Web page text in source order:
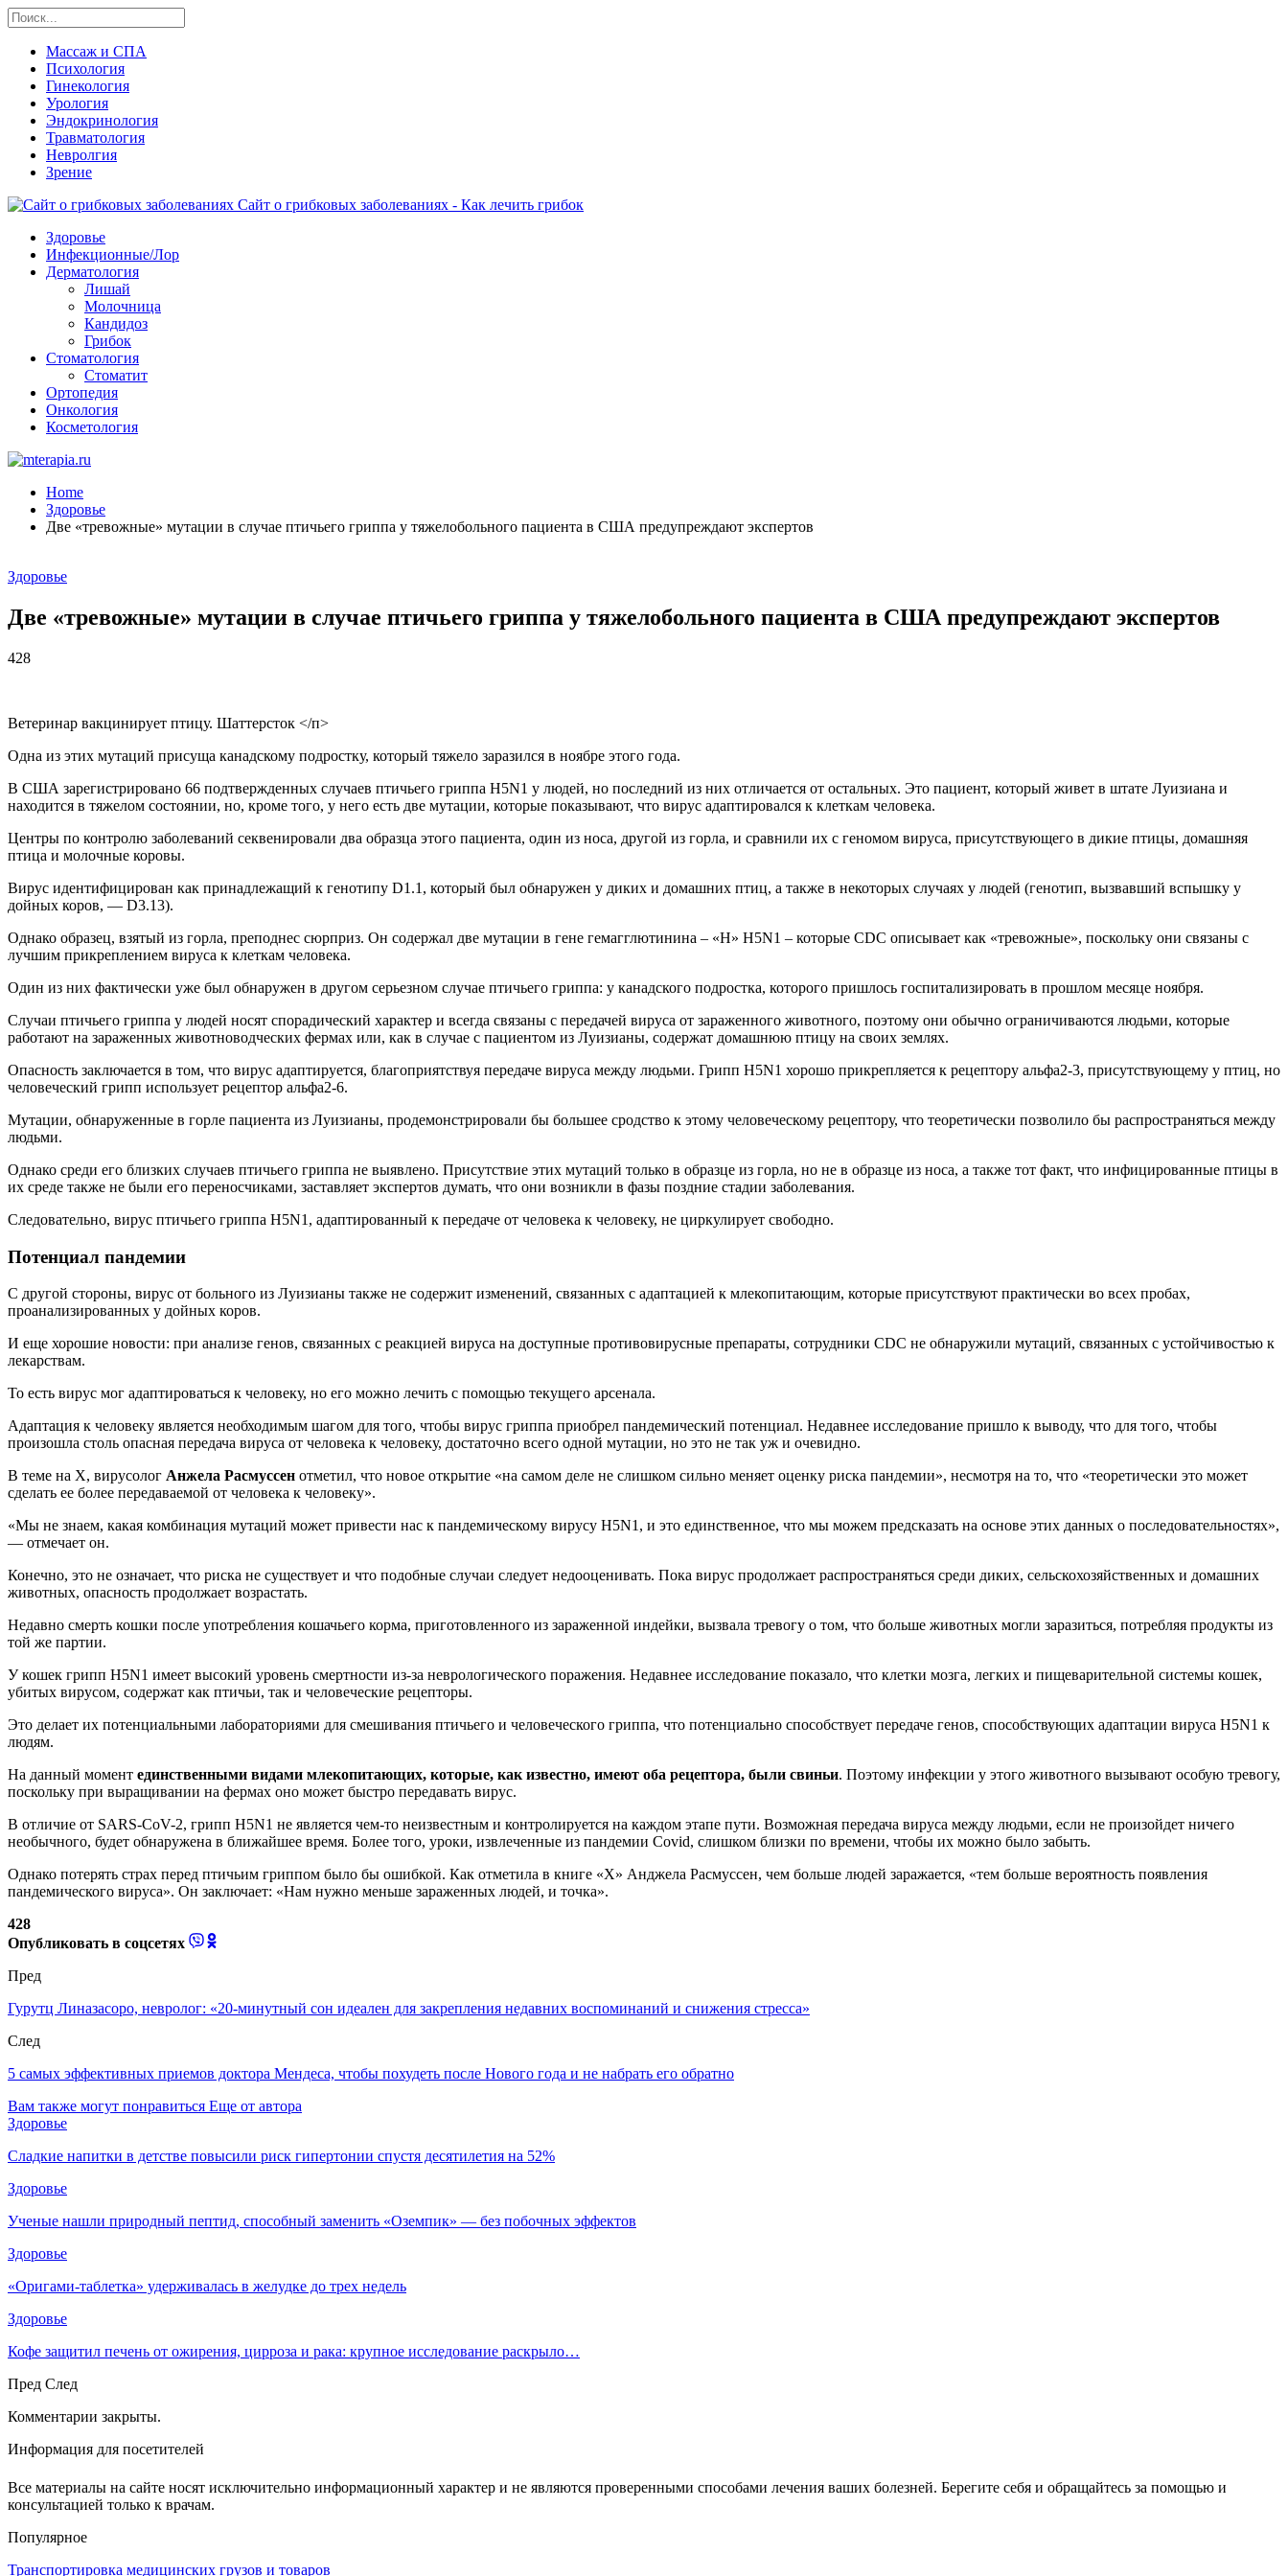
Массаж и СПА
Психология
Гинекология
Урология
Эндокринология
Травматология
Невролгия
Зрение
Сайт о грибковых заболеваниях - Как лечить грибок
Здоровье
Инфекционные/Лор
Дерматология
Лишай
Молочница
Кандидоз
Грибок
Стоматология
Стоматит
Ортопедия
Онкология
Косметология
Home
Здоровье
Две «тревожные» мутации в случае птичьего гриппа у тяжелобольного пациента в США предупреждают экспертов
Здоровье
Две «тревожные» мутации в случае птичьего гриппа у тяжелобольного пациента в США предупреждают экспертов
428
Ветеринар вакцинирует птицу. Шаттерсток </п>
Одна из этих мутаций присуща канадскому подростку, который тяжело заразился в ноябре этого года.
В США зарегистрировано 66 подтвержденных случаев птичьего гриппа H5N1 у людей, но последний из них отличается от остальных. Это пациент, который живет в штате Луизиана и
находится в тяжелом состоянии, но, кроме того, у него есть две мутации, которые показывают, что вирус адаптировался к клеткам человека.
Центры по контролю заболеваний секвенировали два образца этого пациента, один из носа, другой из горла, и сравнили их с геномом вируса, присутствующего в дикие птицы, домашняя
птица и молочные коровы.
Вирус идентифицирован как принадлежащий к генотипу D1.1, который был обнаружен у диких и домашних птиц, а также в некоторых случаях у людей (генотип, вызвавший вспышку у
дойных коров, — D3.13).
Однако образец, взятый из горла, преподнес сюрприз. Он содержал две мутации в гене гемагглютинина – «H» H5N1 – которые CDC описывает как «тревожные», поскольку они связаны с
лучшим прикреплением вируса к клеткам человека.
Один из них фактически уже был обнаружен в другом серьезном случае птичьего гриппа: у канадского подростка, которого пришлось госпитализировать в прошлом месяце ноября.
Случаи птичьего гриппа у людей носят спорадический характер и всегда связаны с передачей вируса от зараженного животного, поэтому они обычно ограничиваются людьми, которые
работают на зараженных животноводческих фермах или, как в случае с пациентом из Луизианы, содержат домашнюю птицу на своих землях.
Опасность заключается в том, что вирус адаптируется, благоприятствуя передаче вируса между людьми. Грипп H5N1 хорошо прикрепляется к рецептору альфа2-3, присутствующему у птиц, но
человеческий грипп использует рецептор альфа2-6.
Мутации, обнаруженные в горле пациента из Луизианы, продемонстрировали бы большее сродство к этому человеческому рецептору, что теоретически позволило бы распространяться между
людьми.
Однако среди его близких случаев птичьего гриппа не выявлено. Присутствие этих мутаций только в образце из горла, но не в образце из носа, а также тот факт, что инфицированные птицы в
их среде также не были его переносчиками, заставляет экспертов думать, что они возникли в фазы поздние стадии заболевания.
Следовательно, вирус птичьего гриппа H5N1, адаптированный к передаче от человека к человеку, не циркулирует свободно.
Потенциал пандемии
С другой стороны, вирус от больного из Луизианы также не содержит изменений, связанных с адаптацией к млекопитающим, которые присутствуют практически во всех пробах,
проанализированных у дойных коров.
И еще хорошие новости: при анализе генов, связанных с реакцией вируса на доступные противовирусные препараты, сотрудники CDC не обнаружили мутаций, связанных с устойчивостью к
лекарствам.
То есть вирус мог адаптироваться к человеку, но его можно лечить с помощью текущего арсенала.
Адаптация к человеку является необходимым шагом для того, чтобы вирус гриппа приобрел пандемический потенциал. Недавнее исследование пришло к выводу, что для того, чтобы
произошла столь опасная передача вируса от человека к человеку, достаточно всего одной мутации, но это не так уж и очевидно.
В теме на X, вирусолог Анжела Расмуссен отметил, что новое открытие «на самом деле не слишком сильно меняет оценку риска пандемии», несмотря на то, что «теоретически это может
сделать ее более передаваемой от человека к человеку».
«Мы не знаем, какая комбинация мутаций может привести нас к пандемическому вирусу H5N1, и это единственное, что мы можем предсказать на основе этих данных о последовательностях»,
— отмечает он.
Конечно, это не означает, что риска не существует и что подобные случаи следует недооценивать. Пока вирус продолжает распространяться среди диких, сельскохозяйственных и домашних
животных, опасность продолжает возрастать.
Недавно смерть кошки после употребления кошачьего корма, приготовленного из зараженной индейки, вызвала тревогу о том, что больше животных могли заразиться, потребляя продукты из
той же партии.
У кошек грипп H5N1 имеет высокий уровень смертности из-за неврологического поражения. Недавнее исследование показало, что клетки мозга, легких и пищеварительной системы кошек,
убитых вирусом, содержат как птичьи, так и человеческие рецепторы.
Это делает их потенциальными лабораториями для смешивания птичьего и человеческого гриппа, что потенциально способствует передаче генов, способствующих адаптации вируса H5N1 к
людям.
На данный момент единственными видами млекопитающих, которые, как известно, имеют оба рецептора, были свиньи. Поэтому инфекции у этого животного вызывают особую тревогу,
поскольку при выращивании на фермах оно может быстро передавать вирус.
В отличие от SARS-CoV-2, грипп H5N1 не является чем-то неизвестным и контролируется на каждом этапе пути. Возможная передача вируса между людьми, если не произойдет ничего
необычного, будет обнаружена в ближайшее время. Более того, уроки, извлеченные из пандемии Covid, слишком близки по времени, чтобы их можно было забыть.
Однако потерять страх перед птичьим гриппом было бы ошибкой. Как отметила в книге «X» Анджела Расмуссен, чем больше людей заражается, «тем больше вероятность появления
пандемического вируса». Он заключает: «Нам нужно меньше зараженных людей, и точка».
428
Опубликовать в соцсетях
Пред
Гурутц Линазасоро, невролог: «20-минутный сон идеален для закрепления недавних воспоминаний и снижения стресса»
След
5 самых эффективных приемов доктора Мендеса, чтобы похудеть после Нового года и не набрать его обратно
Вам также могут понравиться Еще от автора
Здоровье
Сладкие напитки в детстве повысили риск гипертонии спустя десятилетия на 52%
Здоровье
Ученые нашли природный пептид, способный заменить «Оземпик» — без побочных эффектов
Здоровье
«Оригами-таблетка» удерживалась в желудке до трех недель
Здоровье
Кофе защитил печень от ожирения, цирроза и рака: крупное исследование раскрыло…
Пред След
Комментарии закрыты.
Информация для посетителей
Все материалы на сайте носят исключительно информационный характер и не являются проверенными способами лечения ваших болезней. Берегите себя и обращайтесь за помощью и
консультацией только к врачам.
Популярное
Транспортировка медицинских грузов и товаров